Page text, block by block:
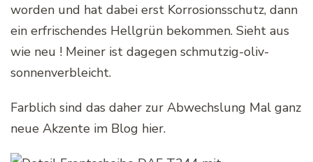
worden und hat dabei erst Korrosionsschutz, dann
ein erfrischendes Hellgrün bekommen. Sieht aus
wie neu ! Meiner ist dagegen schmutzig-oliv-
sonnenverbleicht.
Farblich sind das daher zur Abwechslung Mal ganz
neue Akzente im Blog hier.